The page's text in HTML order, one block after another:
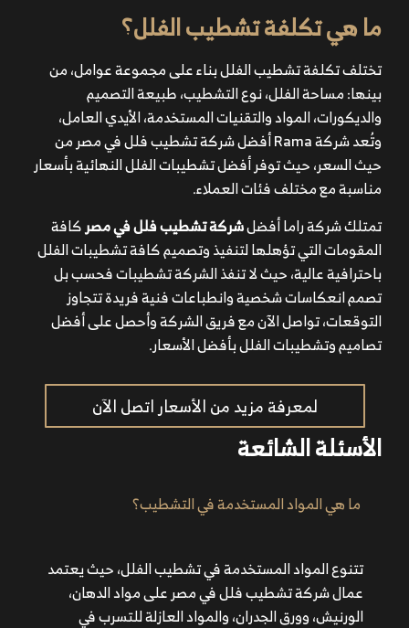
ما هي تكلفة تشطيب الفلل؟
تختلف تكلفة تشطيب الفلل بناء على مجموعة عوامل، من
بينها: مساحة الفلل، نوع التشطيب، طبيعة التصميم
والديكورات، المواد والتقنيات المستخدمة، الأيدي العامل،
وتُعد شركة Rama أفضل شركة تشطيب فلل في مصر من
حيث السعر، حيث توفر أفضل تشطيبات الفلل النهائية بأسعار
مناسبة مع مختلف فئات العملاء.
تمتلك شركة راما أفضلشركة تشطيب فلل في مصركافة
المقومات التي تؤهلها لتنفيذ وتصميم كافة تشطيبات الفلل
باحترافية عالية، حيث لا تنفذ الشركة تشطيبات فحسب بل
تصمم انعكاسات شخصية وانطباعات فنية فريدة تتجاوز
التوقعات، تواصل الآن مع فريق الشركة وأحصل على أفضل
تصاميم وتشطيبات الفلل بأفضل الأسعار.
لمعرفة مزيد من الأسعار اتصل الآن
الأسئلة الشائعة
ما هي المواد المستخدمة في التشطيب؟
تتنوع المواد المستخدمة في تشطيب الفلل، حيث يعتمد
عمال شركة تشطيب فلل في مصر على مواد الدهان،
الورنيش، وورق الجدران، والمواد العازلة للتسرب في